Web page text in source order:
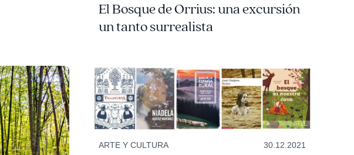
El Bosque de Orrius: una excursión
un tanto surrealista
ARTE Y CULTURA 30.12.2021